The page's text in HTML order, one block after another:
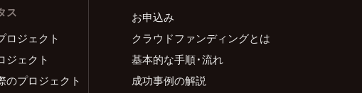
ス
ロジェクト
ジェクト
のプロジェクト
お申込み
クラウドファンディングとは
基本的な手順・流れ
成功事例の解説